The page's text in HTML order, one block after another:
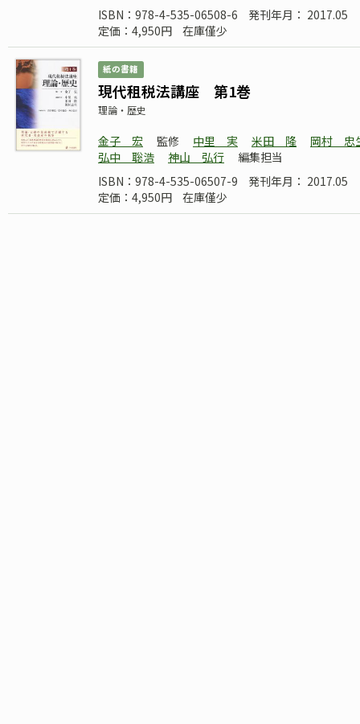
ISBN：978-4-535-06508-6
発刊年月： 2017.05
定価：4,950円
在庫僅少
紙の書籍
現代租税法講座 第1巻
理論・歴史
金子 宏 監修 中里 実 米田 隆
岡村 忠
弘中 聡浩
神山 弘行
編集担当
ISBN：978-4-535-06507-9
発刊年月： 2017.05
定価：4,950円
在庫僅少